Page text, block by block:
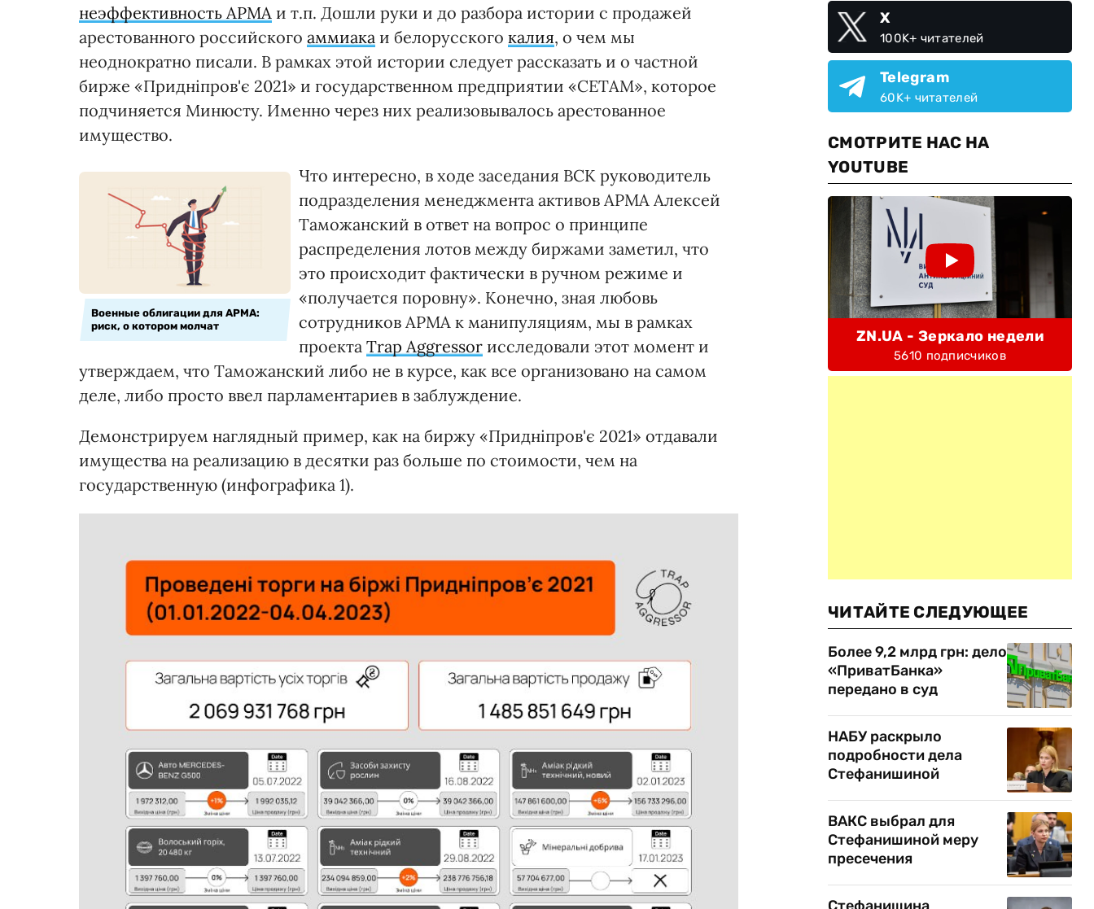
неэффективность АРМА и т.п. Дошли руки и до разбора истории с продажей
арестованного российского аммиака и белорусского калия, о чем мы
неоднократно писали. В рамках этой истории следует рассказать и о частной
бирже «Придніпров'є 2021» и государственном предприятии «СЕТАМ», которое
подчиняется Минюсту. Именно через них реализовывалось арестованное
имущество.
Военные облигации для АРМА:
риск, о котором молчат
Что интересно, в ходе заседания ВСК руководитель
подразделения менеджмента активов АРМА Алексей
Таможанский в ответ на вопрос о принципе
распределения лотов между биржами заметил, что
это происходит фактически в ручном режиме и
«получается поровну». Конечно, зная любовь
сотрудников АРМА к манипуляциям, мы в рамках
проекта Trap Aggressor исследовали этот момент и
утверждаем, что Таможанский либо не в курсе, как все организовано на самом
деле, либо просто ввел парламентариев в заблуждение.
Демонстрируем наглядный пример, как на биржу «Придніпров'є 2021» отдавали
имущества на реализацию в десятки раз больше по стоимости, чем на
государственную (инфографика 1).
X
100K+ читателей
Telegram
60K+ читателей
СМОТРИТЕ НАС НА
YOUTUBE
ZN.UA - Зеркало недели
5610 подписчиков
ЧИТАЙТЕ СЛЕДУЮЩЕЕ
Более 9,2 млрд грн: дело
«ПриватБанка»
передано в суд
НАБУ раскрыло
подробности дела
Стефанишиной
ВАКС выбрал для
Стефанишиной меру
пресечения